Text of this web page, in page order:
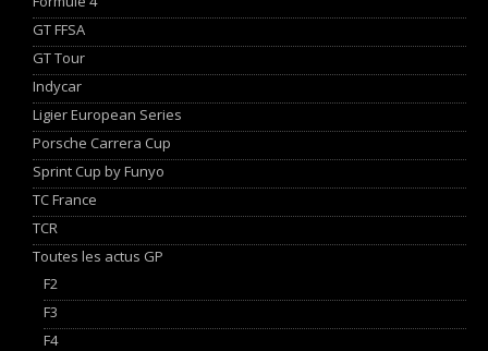
GT FFSA
GT Tour
Indycar
Ligier European Series
Porsche Carrera Cup
Sprint Cup by Funyo
TC France
TCR
Toutes les actus GP
F2
F3
F4